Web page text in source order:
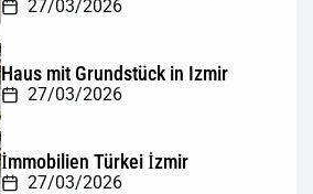
27/03/2026
Haus mit Grundstück in Izmir
27/03/2026
İmmobilien Türkei İzmir
27/03/2026